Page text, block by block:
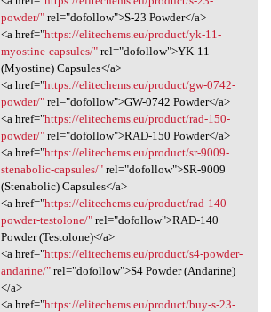
powder/"rel="dofollow">S-23 Powder</a>
<a href="https://elitechems.eu/product/yk-11-
myostine-capsules/"rel="dofollow">YK-11
(Myostine) Capsules</a>
<a href="https://elitechems.eu/product/gw-0742-
powder/"rel="dofollow">GW-0742 Powder</a>
<a href="https://elitechems.eu/product/rad-150-
powder/"rel="dofollow">RAD-150 Powder</a>
<a href="https://elitechems.eu/product/sr-9009-
stenabolic-capsules/"rel="dofollow">SR-9009
(Stenabolic) Capsules</a>
<a href="https://elitechems.eu/product/rad-140-
powder-testolone/"rel="dofollow">RAD-140
Powder (Testolone)</a>
<a href="https://elitechems.eu/product/s4-powder-
andarine/"rel="dofollow">S4 Powder (Andarine)
</a>
<a href="https://elitechems.eu/product/buy-s-23-